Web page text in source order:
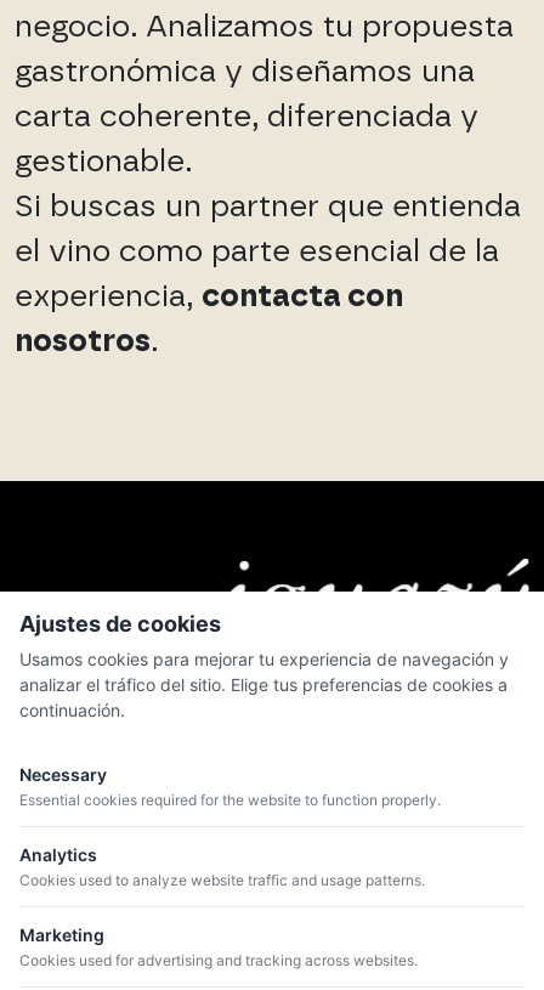
negocio. Analizamos tu propuesta
gastronómica y diseñamos una
carta coherente, diferenciada y
gestionable.
Si buscas un partner que entienda
el vino como parte esencial de la
experiencia, contacta con
nosotros.
Quiénes somos
Catálogo
Bodegas
Blog
CONTACTO
Ajustes de cookies
Usamos cookies para mejorar tu experiencia de navegación y
analizar el tráfico del sitio. Elige tus preferencias de cookies a
continuación.
Necessary
Essential cookies required for the website to function properly.
Analytics
Cookies used to analyze website traffic and usage patterns.
Marketing
Cookies used for advertising and tracking across websites.